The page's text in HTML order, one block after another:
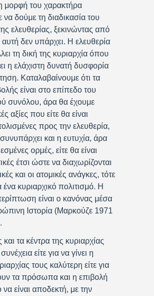
μορφή του χαρακτήρα
δούμε τη διαδικασία του
ελευθερίας, ξεκινώντας από
αυτή δεν υπάρχει. Η ελευθερία
τη δική της κυριαρχία όπου
η ελάχιστη δυνατή δυσφορία
Καταλαβαίνουμε ότι τα
είναι στο επίπεδο του
συνόλου, άρα θα έχουμε
αξίες που είτε θα είναι
προς την ελευθερία,
και η ευτυχία, άρα
ορμές, είτε θα είναι
έτσι ώστε να διαχωρίζονται
και οι ατομικές ανάγκες, τότε
ένα κυριαρχικό πολιτισμό. Η
είναι ο κανόνας μέσα
Ιστορία (Μαρκούζε 1971
τα κέντρα της κυριαρχίας
είτε για να γίνει η
τους καλύτερη είτε για
τα πρόσωπα και η επιβολή
είναι αποδεκτή, με την